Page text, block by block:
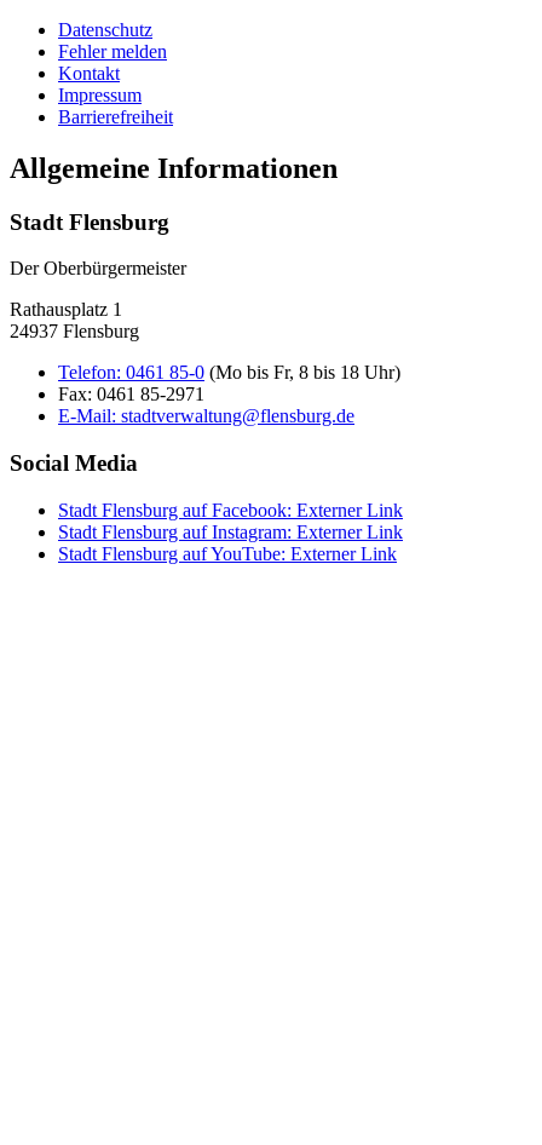
Datenschutz
Fehler melden
Kontakt
Impressum
Barrierefreiheit
Allgemeine Informationen
Stadt Flensburg
Der Oberbürgermeister
Rathausplatz 1
24937 Flensburg
Telefon: 0461 85-0 (Mo bis Fr, 8 bis 18 Uhr)
Fax: 0461 85-2971
E-Mail: stadtverwaltung@flensburg.de
Social Media
Stadt Flensburg auf Facebook: Externer Link
Stadt Flensburg auf Instagram: Externer Link
Stadt Flensburg auf YouTube: Externer Link